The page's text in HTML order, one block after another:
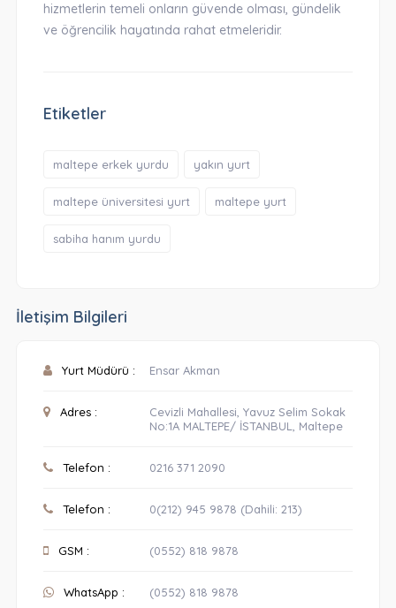
hizmetlerin temeli onların güvende olması, gündelik
ve öğrencilik hayatında rahat etmeleridir.
Etiketler
maltepe erkek yurdu yakın yurt
maltepe üniversitesi yurt maltepe yurt
sabiha hanım yurdu
İletişim Bilgileri
Yurt Müdürü : Ensar Akman
Adres :
Cevizli Mahallesi, Yavuz Selim Sokak
No:1A MALTEPE/ İSTANBUL, Maltepe
Telefon : 0216 371 2090
Telefon : 0(212) 945 9878 (Dahili: 213)
GSM : (0552) 818 9878
WhatsApp : (0552) 818 9878